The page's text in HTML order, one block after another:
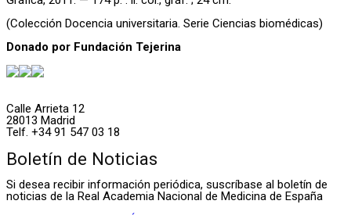
(Colección Docencia universitaria. Serie Ciencias biomédicas)
Donado por Fundación Tejerina
Calle Arrieta 12
28013 Madrid
Telf. +34 91 547 03 18
Boletín de Noticias
Si desea recibir información periódica, suscríbase al boletín de
noticias de la Real Academia Nacional de Medicina de España